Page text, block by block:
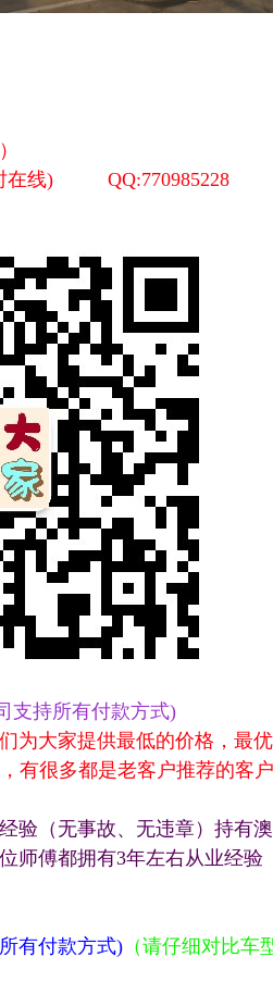
在线) QQ:770985228
支持所有付款方式)
为大家提供最低的价格，最
有很多都是老客户推荐的客户
验（无事故、无违章）持有
师傅都拥有3年左右从业经验
有付款方式) （请仔细对比